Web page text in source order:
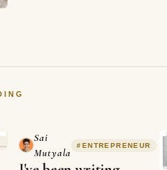
Sai
Mutyala
#ENTREPRENEUR